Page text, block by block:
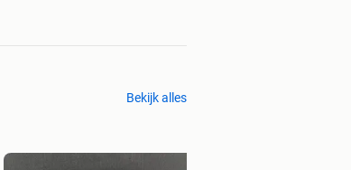
Bekijk alles